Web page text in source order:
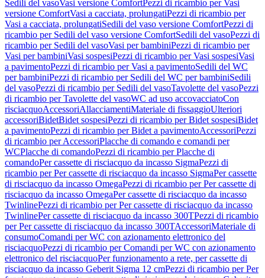
Sedili del vasoVasi versione ComfortPezzi di ricambio per Vasi
versione ComfortVasi a cacciata, prolungatiPezzi di ricambio per
Vasi a cacciata, prolungatiSedili del vaso versione ComfortPezzi di
ricambio per Sedili del vaso versione ComfortSedili del vasoPezzi di
ricambio per Sedili del vasoVasi per bambiniPezzi di ricambio per
Vasi per bambiniVasi sospesiPezzi di ricambio per Vasi sospesiVasi
a pavimentoPezzi di ricambio per Vasi a pavimentoSedili del WC
per bambiniPezzi di ricambio per Sedili del WC per bambiniSedili
del vasoPezzi di ricambio per Sedili del vasoTavolette del vasoPezzi
di ricambio per Tavolette del vasoWC ad uso accovacciatoCon
risciacquoAccessoriAllacciamentiMateriale di fissaggioUlteriori
accessoriBidetBidet sospesiPezzi di ricambio per Bidet sospesiBidet
a pavimentoPezzi di ricambio per Bidet a pavimentoAccessoriPezzi
di ricambio per AccessoriPlacche di comando e comandi per
WCPlacche di comandoPezzi di ricambio per Placche di
comandoPer cassette di risciacquo da incasso SigmaPezzi di
ricambio per Per cassette di risciacquo da incasso SigmaPer cassette
di risciacquo da incasso OmegaPezzi di ricambio per Per cassette di
risciacquo da incasso OmegaPer cassette di risciacquo da incasso
TwinlinePezzi di ricambio per Per cassette di risciacquo da incasso
TwinlinePer cassette di risciacquo da incasso 300TPezzi di ricambio
per Per cassette di risciacquo da incasso 300TAccessoriMateriale di
consumoComandi per WC con azionamento elettronico del
risciacquoPezzi di ricambio per Comandi per WC con azionamento
elettronico del risciacquoPer funzionamento a rete, per cassette di
risciacquo da incasso Geberit Sigma 12 cmPezzi di ricambio per Per